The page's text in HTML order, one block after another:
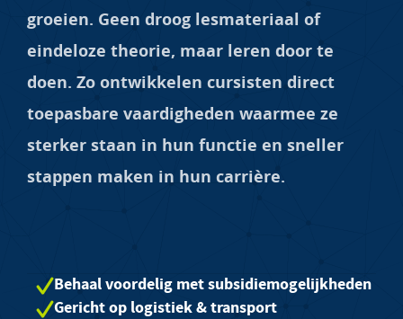
groeien. Geen droog lesmateriaal of
eindeloze theorie, maar leren door te
doen. Zo ontwikkelen cursisten direct
toepasbare vaardigheden waarmee ze
sterker staan in hun functie en sneller
stappen maken in hun carrière.
Behaal voordelig met subsidiemogelijkheden
Gericht op logistiek & transport